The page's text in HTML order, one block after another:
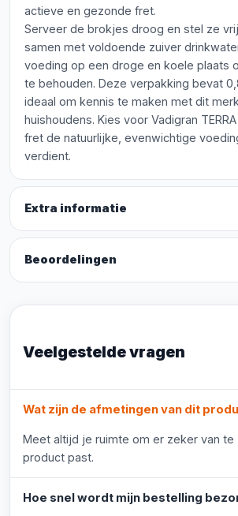
actieve en gezonde fret.
Serveer de brokjes droog en stel ze
samen met voldoende zuiver
voeding op een droge en koele plaats
te behouden. Deze verpakking bevat
ideaal om kennis te maken met dit
huishoudens. Kies voor Vadigran
fret de natuurlijke, evenwichtige
verdient.
Extra informatie
Beoordelingen
Veelgestelde vragen
Wat zijn de afmetingen van dit
Meet altijd je ruimte om er zeker van te
product past.
Hoe snel wordt mijn bestelling